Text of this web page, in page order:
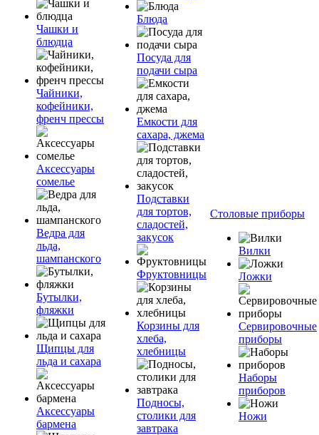
Чашки и
блюдца
Чайники,
кофейники,
френч прессы
Аксессуары
сомелье
Ведра для
льда,
шампанского
Бутылки,
фляжки
Щипцы для
льда и сахара
Аксессуары
бармена
Блюда
Посуда для
подачи сыра
Емкости для
сахара, джема
Подставки
для тортов,
сладостей,
закусок
Фруктовницы
Корзины для
хлеба,
хлебницы
Подносы,
столики для
завтрака
Столовые приборы
Вилки
Ложки
Сервировочные
приборы
Наборы
приборов
Ножи